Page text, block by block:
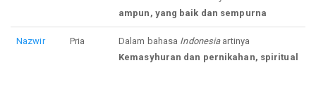
ampun, yang baik dan sempurna
Nazwir Pria Dalam bahasa Indonesiaartinya
Kemasyhuran dan pernikahan, spiritual